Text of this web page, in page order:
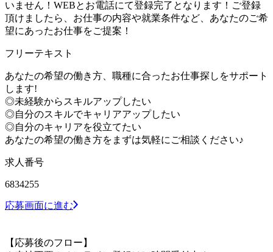
いません！WEBとお電話にて登録完了となります！ご登録
頂けましたら、お仕事の内容や就業条件など、あなたのご希
望にあったお仕事をご提案！
フリーテキスト
あなたの希望の働き方、職種に合ったお仕事探しをサポート
します!
◎未経験からスキルアップしたい
◎自分のスキルでキャリアアップしたい
◎自分のキャリアを役立てたい
あなたの希望の働き方をまずは気軽にご相談ください♪
求人番号
6834255
応募画面に進む
【応募後のフロー】